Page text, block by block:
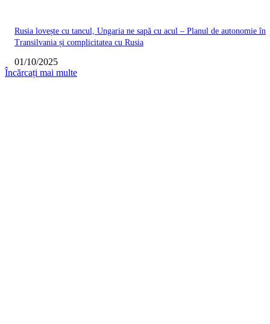
Rusia lovește cu tancul, Ungaria ne sapă cu acul – Planul de autonomie în
Transilvania și complicitatea cu Rusia
01/10/2025
Încărcați mai multe